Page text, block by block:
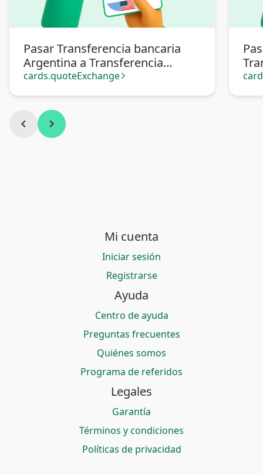
Pasar Transferencia bancaria
Argentina a Transferencia
bancaria Argentina en dólares
cards.quoteExchange arrow_forward_ios
chevron_left chevron_right
Mi cuenta
Iniciar sesión
Registrarse
Ayuda
Centro de ayuda
Preguntas frecuentes
Quiénes somos
Programa de referidos
Legales
Garantía
Términos y condiciones
Políticas de privacidad